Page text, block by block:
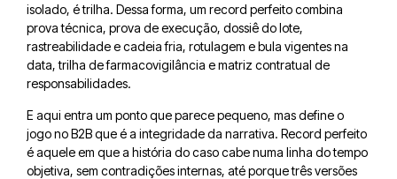
isolado, é trilha. Dessa forma, um record perfeito combina
prova técnica, prova de execução, dossiê do lote,
rastreabilidade e cadeia fria, rotulagem e bula vigentes na
data, trilha de farmacovigilância e matriz contratual de
responsabilidades.
E aqui entra um ponto que parece pequeno, mas define o
jogo no B2B que é a integridade da narrativa. Record perfeito
é aquele em que a história do caso cabe numa linha do tempo
objetiva, sem contradições internas, até porque três versões